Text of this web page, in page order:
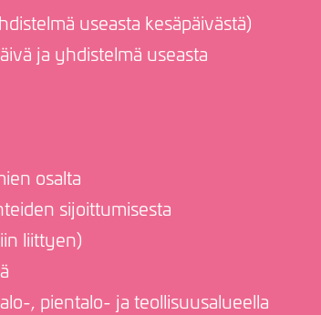
useasta kesäpäivästä)
ja yhdistelmä useasta
osalta
sijoittumisesta
liittyen)
, pientalo- ja teollisuusalueella